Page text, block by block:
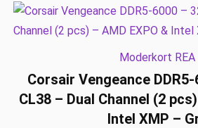
Moderkort REA
Corsair Vengeance
CL38 – Dual Channel (2
Intel XMP –